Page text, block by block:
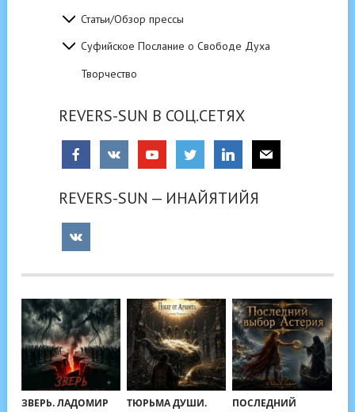
Статьи/Обзор прессы
Суфийское Послание о Свободе Духа
Творчество
REVERS-SUN В СОЦ.СЕТЯХ
REVERS-SUN — ИНАЙЯТИЙЯ
ЗВЕРЬ. ЛАДОМИР
ТЮРЬМА ДУШИ.
ПОСЛЕДНИЙ